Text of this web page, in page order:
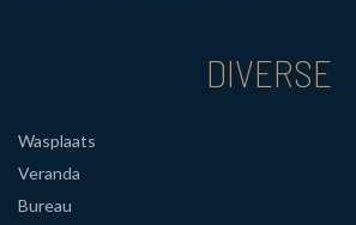
DIVERSE
Wasplaats
Veranda
Bureau